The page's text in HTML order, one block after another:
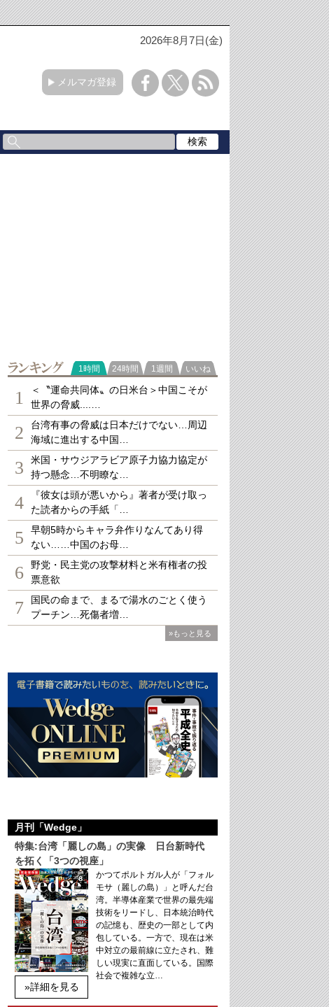
2026年8月7日(金)
メルマガ登録
ランキング
1時間 24時間 1週間 いいね
1
＜〝運命共同体〟の日米台＞中国こそが
世界の脅威....…
2
台湾有事の脅威は日本だけでない…周辺
海域に進出する中国…
3
米国・サウジアラビア原子力協力協定が
持つ懸念…不明瞭な…
4
『彼女は頭が悪いから』著者が受け取っ
た読者からの手紙「…
5
早朝5時からキャラ弁作りなんてあり得
ない……中国のお母…
6
野党・民主党の攻撃材料と米有権者の投
票意欲
7
国民の命まで、まるで湯水のごとく使う
プーチン…死傷者増…
»もっと見る
月刊「Wedge」
特集:台湾「麗しの島」の実像 日台新時代
を拓く「3つの視座」
»詳細を見る
かつてポルトガル人が「フォル
モサ（麗しの島）」と呼んだ台
湾。半導体産業で世界の最先端
技術をリードし、日本統治時代
の記憶も、歴史の一部として内
包している。一方で、現在は米
中対立の最前線に立たされ、難
しい現実に直面している。国際
社会で複雑な立…